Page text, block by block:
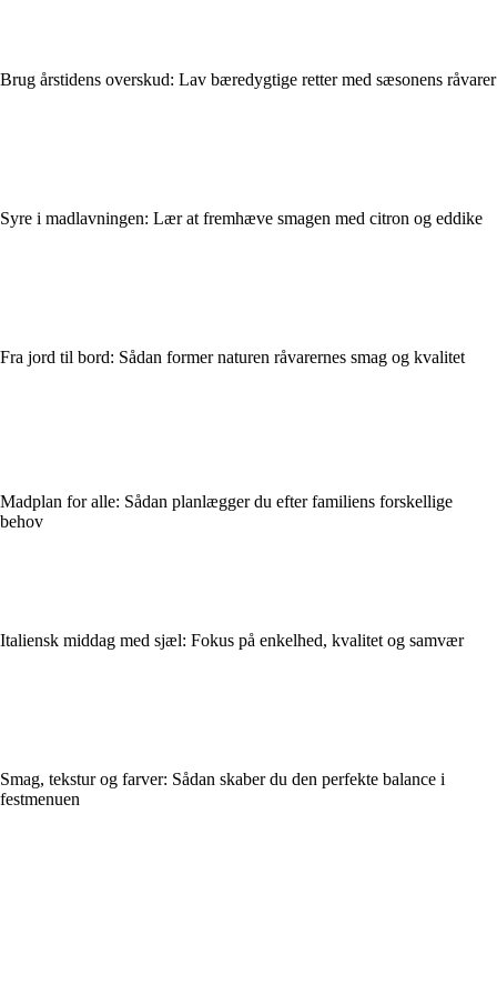
Brug årstidens overskud: Lav bæredygtige retter med sæsonens råvarer
Syre i madlavningen: Lær at fremhæve smagen med citron og eddike
Fra jord til bord: Sådan former naturen råvarernes smag og kvalitet
Madplan for alle: Sådan planlægger du efter familiens forskellige
behov
Italiensk middag med sjæl: Fokus på enkelhed, kvalitet og samvær
Smag, tekstur og farver: Sådan skaber du den perfekte balance i
festmenuen